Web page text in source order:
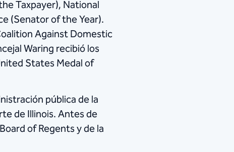
Taxpayer), National
(Senator of the Year).
Against Domestic
Waring recibió los
States Medal of
pública de la
de Illinois. Antes de
of Regents y de la